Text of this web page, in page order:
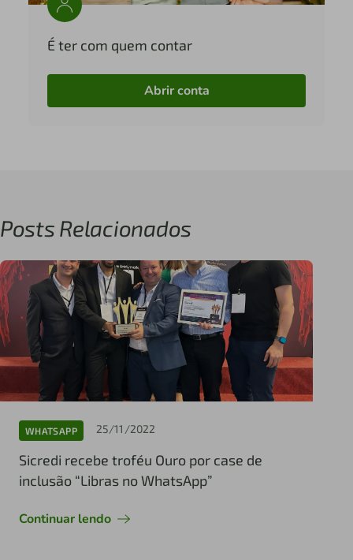
É ter com quem contar
Abrir conta
Posts Relacionados
WHATSAPP 25/11/2022
Sicredi recebe troféu Ouro por case de
inclusão “Libras no WhatsApp”
Continuar lendo